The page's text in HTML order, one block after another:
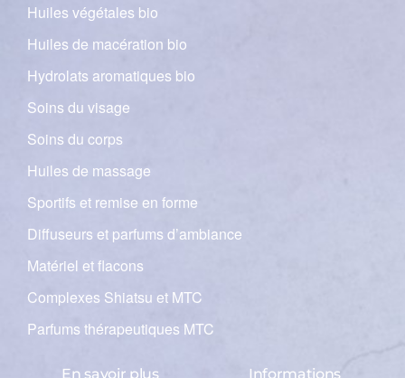
Huiles végétales bio
Huiles de macération bio
Hydrolats aromatiques bio
Soins du visage
Soins du corps
Huiles de massage
Sportifs et remise en forme
Diffuseurs et parfums d’ambiance
Matériel et flacons
Complexes Shiatsu et MTC
Parfums thérapeutiques MTC
En savoir plus Informations